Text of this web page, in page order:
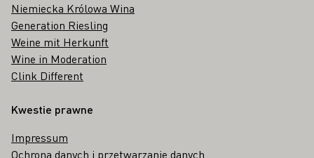
Niemiecka Królowa Wina
Generation Riesling
Weine mit Herkunft
Wine in Moderation
Clink Different
Kwestie prawne
Impressum
Ochrona danych i przetwarzanie danych